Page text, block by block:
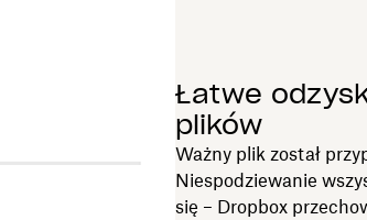
Łatwe
plików
Ważny plik został
Niespodziewanie
się – Dropbox